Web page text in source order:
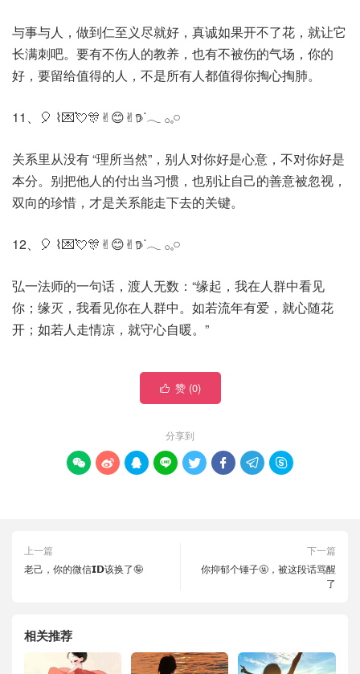
与事与人，做到仁至义尽就好，真诚如果开不了花，就让它
长满刺吧。要有不伤人的教养，也有不被伤的气场，你的
好，要留给值得的人，不是所有人都值得你掏心掏肺。
11、🎈 ⌇💌💘🎊✌︎😊✌︎𖠚ᐝ𓂃 𓂂𓈒𓏸
关系里从没有 “理所当然”，别人对你好是心意，不对你好是
本分。别把他人的付出当习惯，也别让自己的善意被忽视，
双向的珍惜，才是关系能走下去的关键。
12、🎈 ⌇💌💘🎊✌︎😊✌︎𖠚ᐝ𓂃 𓂂𓈒𓏸
弘一法师的一句话，渡人无数：“缘起，我在人群中看见
你；缘灭，我看见你在人群中。如若流年有爱，就心随花
开；如若人走情凉，就守心自暖。”
 赞 (0)
分享到
       
上一篇
老己，你的微信𝗜𝗗该换了🤪
下一篇
你抑郁个锤子🤬，被这段话骂醒
了
相关推荐